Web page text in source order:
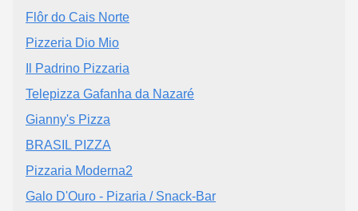
Flôr do Cais Norte
Pizzeria Dio Mio
Il Padrino Pizzaria
Telepizza Gafanha da Nazaré
Gianny's Pizza
BRASIL PIZZA
Pizzaria Moderna2
Galo D'Ouro - Pizaria / Snack-Bar